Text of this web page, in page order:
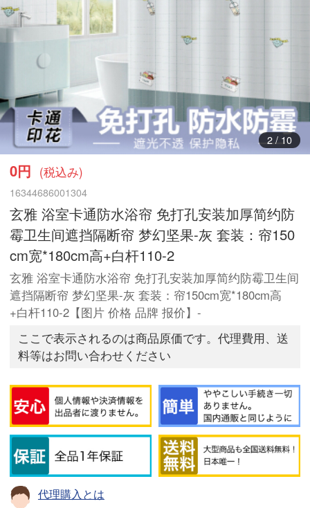
3/ 10
0円 (税込み)
16344686001304
玄雅 浴室卡通防水浴帘 免打孔安装加厚简约防
霉卫生间遮挡隔断帘 梦幻坚果-灰 套装：帘150
cm宽*180cm高+白杆110-2
玄雅 浴室卡通防水浴帘 免打孔安装加厚简约防霉卫生间
遮挡隔断帘 梦幻坚果-灰 套装：帘150cm宽*180cm高
+白杆110-2【图片 价格 品牌 报价】-
ここで表示されるのは商品原価です。代理費用、送
料等はお問い合わせください
代理購入とは